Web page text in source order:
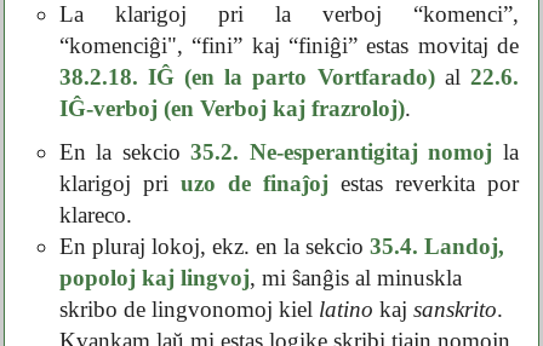
La klarigoj pri la verboj “komenci”,
“komenciĝi", “fini” kaj “finiĝi” estas movitaj de
38.2.18. IĜ (en la parto Vortfarado)al 22.6.
IĜ-verboj (en Verboj kaj frazroloj).
En la sekcio35.2. Ne-esperantigitaj nomoj la
klarigoj pri uzo de finaĵoj estas reverkita por
klareco.
En pluraj lokoj, ekz. en la sekcio 35.4. Landoj,
popoloj kaj lingvoj, mi ŝanĝis al minuskla
skribo de lingvonomoj kiel latino kaj sanskrito.
Kvankam laŭ mi estas logike skribi tiajn nomojn